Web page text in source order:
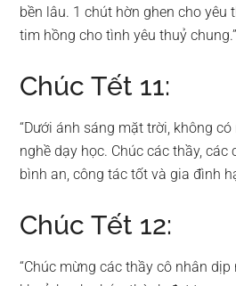
bền lâu. 1 chút hờn ghen cho yêu
tim hồng cho tình yêu thuỷ chung.”
Chúc Tết 11:
“Dưới ánh sáng mặt trời, không
nghề dạy học. Chúc các thầy, các
bình an, công tác tốt và gia đình
Chúc Tết 12:
“Chúc mừng các thầy cô nhân